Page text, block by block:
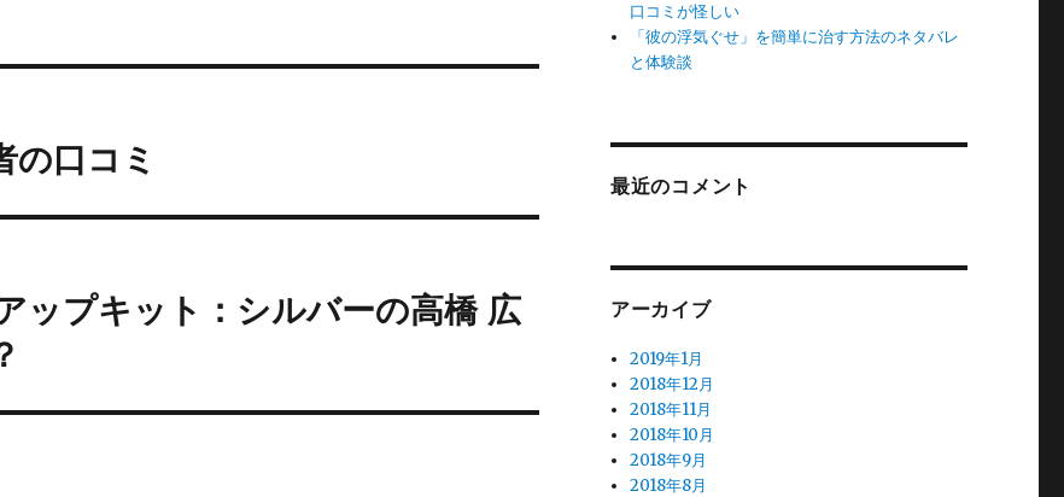
の口コミ
ップキット：シルバーの高橋 広
口コミが怪しい
「彼の浮気ぐせ」を簡単に治す方法のネタバレ
と体験談
最近のコメント
アーカイブ
2019年1月
2018年12月
2018年11月
2018年10月
2018年9月
2018年8月